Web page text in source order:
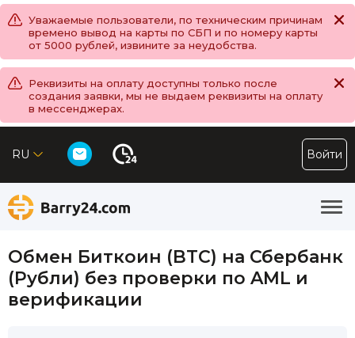
Уважаемые пользователи, по техническим причинам
времено вывод на карты по СБП и по номеру карты
от 5000 рублей, извините за неудобства.
Реквизиты на оплату доступны только после
создания заявки, мы не выдаем реквизиты на оплату
в мессенджерах.
RU Войти
Обмен Биткоин (BTC) на Сбербанк
(Рубли) без проверки по AML и
верификации